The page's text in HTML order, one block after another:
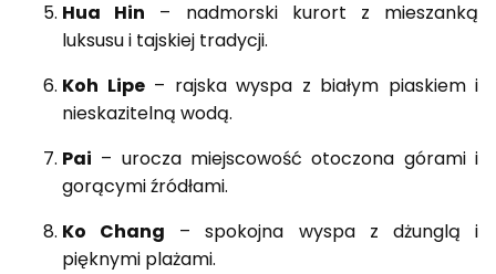
Hua Hin – nadmorski kurort z mieszanką
luksusu i tajskiej tradycji.
Koh Lipe– rajska wyspa z białym piaskiem i
nieskazitelną wodą.
Pai – urocza miejscowość otoczona górami i
gorącymi źródłami.
Ko Chang – spokojna wyspa z dżunglą i
pięknymi plażami.